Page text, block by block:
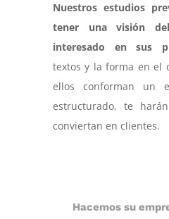
Nuestros estudios
tener una visión
interesado en sus
textos y la forma en el
ellos conforman un
estructurado, te
conviertan en clientes.
Hacemos su